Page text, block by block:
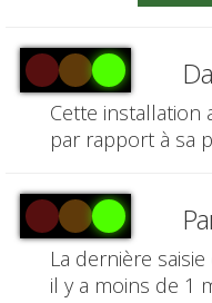
Cette
par rapport à sa
La dernière
il y a moins de 1